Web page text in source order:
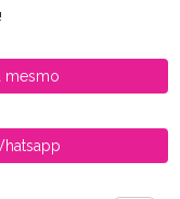
mesmo